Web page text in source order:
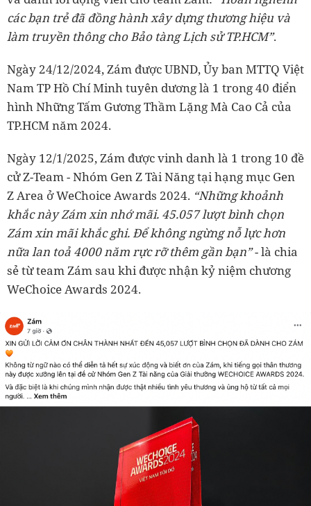
các bạn trẻ đã đồng hành xây dựng thương hiệu và
làm truyền thông cho Bảo tàng Lịch sử TP.HCM”.
Ngày 24/12/2024, Zám được UBND, Ủy ban MTTQ Việt
Nam TP Hồ Chí Minh tuyên dương là 1 trong 40 điển
hình Những Tấm Gương Thầm Lặng Mà Cao Cả của
TP.HCM năm 2024.
Ngày 12/1/2025, Zám được vinh danh là 1 trong 10 đề
cử Z-Team - Nhóm Gen Z Tài Năng tại hạng mục Gen
Z Area ở WeChoice Awards 2024. “Những khoảnh
khắc này Zám xin nhớ mãi. 45.057 lượt bình chọn
Zám xin mãi khắc ghi. Để không ngừng nỗ lực hơn
nữa lan toả 4000 năm rực rỡ thêm gần bạn”- là chia
sẻ từ team Zám sau khi được nhận kỷ niệm chương
WeChoice Awards 2024.